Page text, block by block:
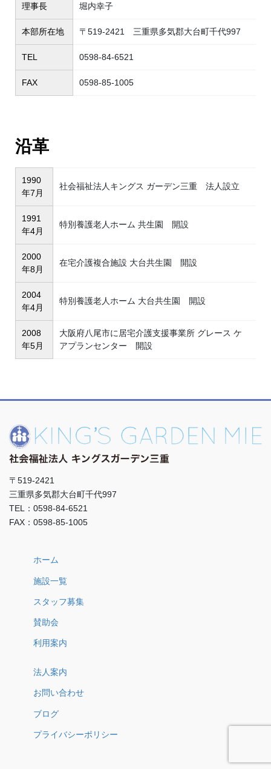
理事長 堀内幸子
本部所在地 〒519-2421 三重県多気郡大台町千代997
TEL 0598-84-6521
FAX 0598-85-1005
沿革
1990
年7月
社会福祉法人キングス ガーデン三重 法人設立
1991
年4月
特別養護老人ホーム 共生園 開設
2000
年8月
在宅介護複合施設 大台共生園 開設
2004
年4月
特別養護老人ホーム 大台共生園 開設
2008
年5月
大阪府八尾市に居宅介護支援事業所 グレース ケ
アプランセンター 開設
〒519-2421
三重県多気郡大台町千代997
TEL：0598-84-6521
FAX：0598-85-1005
ホーム
施設一覧
スタッフ募集
賛助会
利用案内
法人案内
お問い合わせ
ブログ
プライバシーポリシー